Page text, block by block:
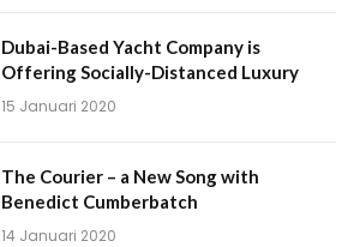
Dubai-Based Yacht Company is
Offering Socially-Distanced Luxury
15 Januari 2020
The Courier – a New Song with
Benedict Cumberbatch
14 Januari 2020